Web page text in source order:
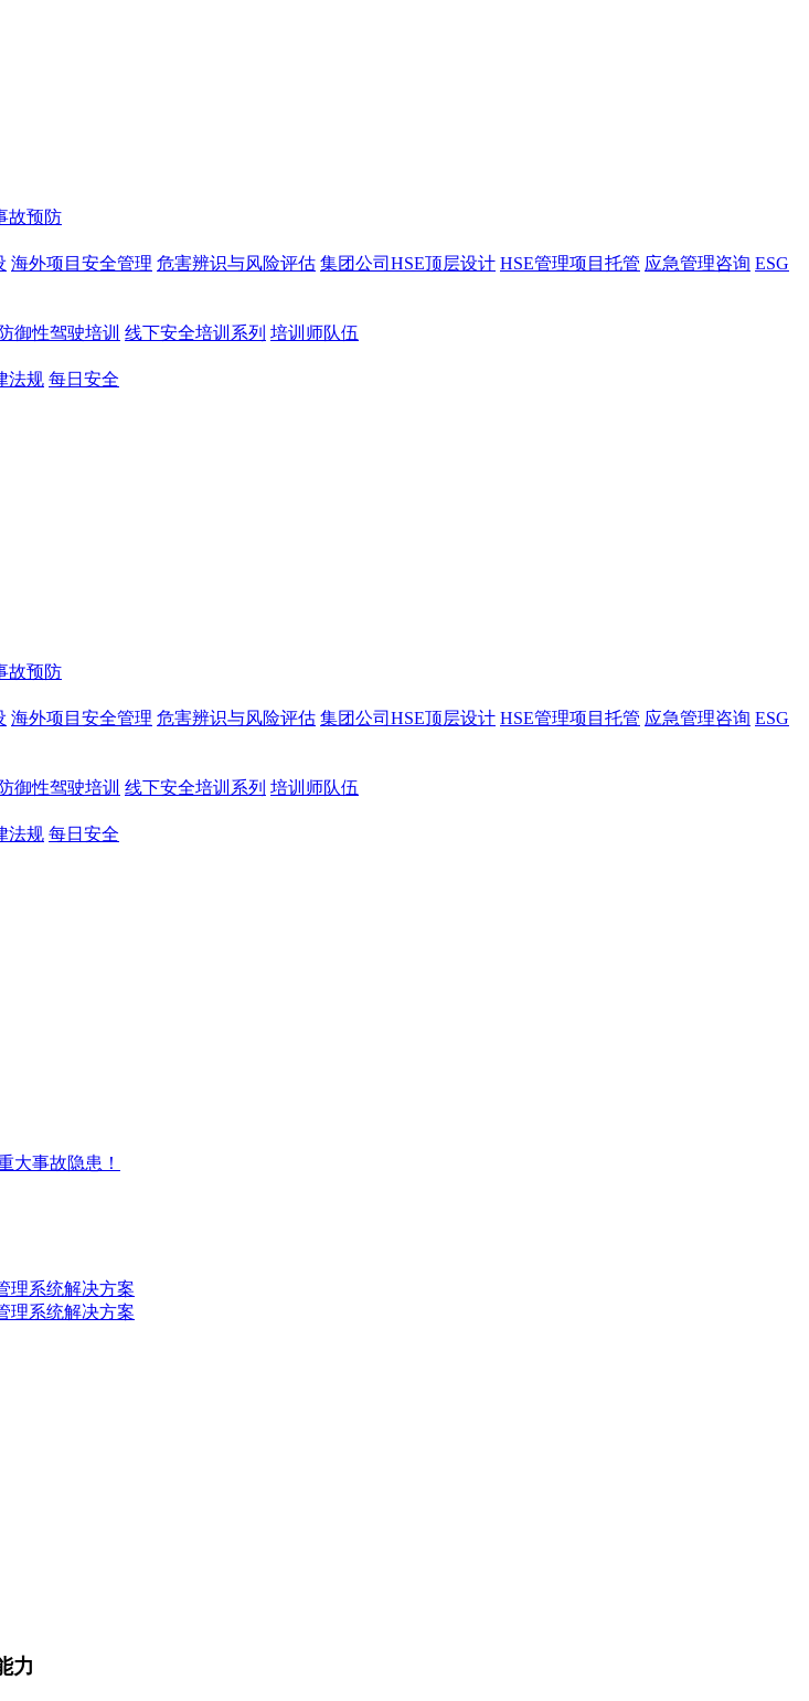
故预防
海外项目安全管理 危害辨识与风险评估 集团公司HSE顶层设计 HSE管理项目托管 应急管理咨询 ESG
防御性驾驶培训 线下安全培训系列 培训师队伍
法规 每日安全
故预防
海外项目安全管理 危害辨识与风险评估 集团公司HSE顶层设计 HSE管理项目托管 应急管理咨询 ESG
防御性驾驶培训 线下安全培训系列 培训师队伍
法规 每日安全
大事故隐患！
理系统解决方案
理系统解决方案
力